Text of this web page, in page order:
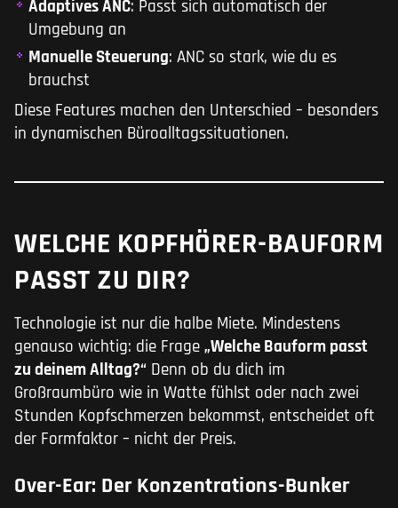
Adaptives ANC: Passt sich automatisch der
Umgebung an
Manuelle Steuerung: ANC so stark, wie du es
brauchst
Diese Features machen den Unterschied – besonders
in dynamischen Büroalltagssituationen.
WELCHE KOPFHÖRER-BAUFORM
PASST ZU DIR?
Technologie ist nur die halbe Miete. Mindestens
genauso wichtig: die Frage „Welche Bauform passt
zu deinem Alltag?“ Denn ob du dich im
Großraumbüro wie in Watte fühlst oder nach zwei
Stunden Kopfschmerzen bekommst, entscheidet oft
der Formfaktor – nicht der Preis.
Over-Ear: Der Konzentrations-Bunker